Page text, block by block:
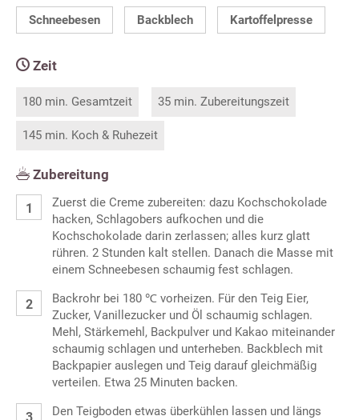
Schneebesen Backblech Kartoffelpresse
Zeit
180 min. Gesamtzeit 35 min. Zubereitungszeit
145 min. Koch & Ruhezeit
Zubereitung
Zuerst die Creme zubereiten: dazu Kochschokolade
hacken, Schlagobers aufkochen und die
Kochschokolade darin zerlassen; alles kurz glatt
rühren. 2 Stunden kalt stellen. Danach die Masse mit
einem Schneebesen schaumig fest schlagen.
Backrohr bei 180 ℃ vorheizen. Für den Teig Eier,
Zucker, Vanillezucker und Öl schaumig schlagen.
Mehl, Stärkemehl, Backpulver und Kakao miteinander
schaumig schlagen und unterheben. Backblech mit
Backpapier auslegen und Teig darauf gleichmäßig
verteilen. Etwa 25 Minuten backen.
Den Teigboden etwas überkühlen lassen und längs